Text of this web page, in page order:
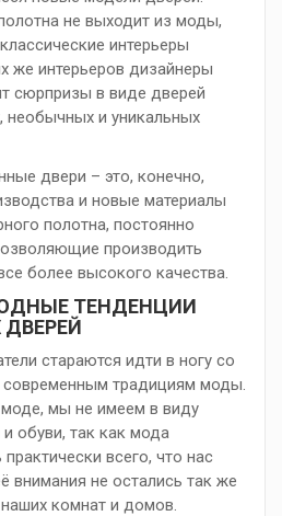
не выходит из моды,
интерьеры
же интерьеров дизайнеры
сюрпризы в виде дверей
необычных и уникальных
двери – это, конечно,
и новые материалы
полотна, постоянно
производить
более высокого качества.
ТЕНДЕНЦИИ
стараются идти в ногу со
современным традициям моды.
мы не имеем в виду
обуви, так как мода
всего, что нас
внимания не остались так же
комнат и домов.